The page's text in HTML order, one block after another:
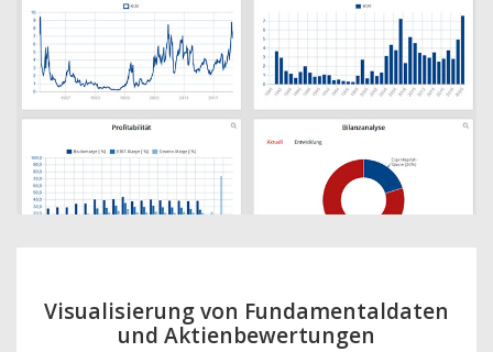
Visualisierung von Fundamentaldaten
und Aktienbewertungen